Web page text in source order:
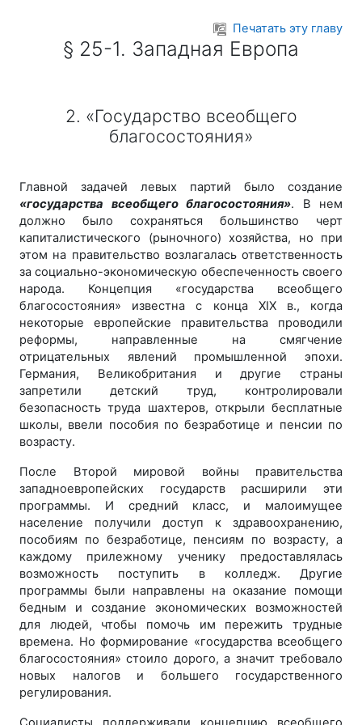
Печатать эту главу
§ 25-1. Западная Европа
2. «Государство всеобщего
благосостояния»
Главной задачей левых партий было создание
«государства всеобщего благосостояния». В нем
должно было сохраняться большинство черт
капиталистического (рыночного) хозяйства, но при
этом на правительство возлагалась ответственность
за социально-экономическую обеспеченность своего
народа. Концепция «государства всеобщего
благосостояния» известна с конца XIX в., когда
некоторые европейские правительства проводили
реформы, направленные на смягчение
отрицательных явлений промышленной эпохи.
Германия, Великобритания и другие страны
запретили детский труд, контролировали
безопасность труда шахтеров, открыли бесплатные
школы, ввели пособия по безработице и пенсии по
возрасту.
После Второй мировой войны правительства
западноевропейских государств расширили эти
программы. И средний класс, и малоимущее
население получили доступ к здравоохранению,
пособиям по безработице, пенсиям по возрасту, а
каждому прилежному ученику предоставлялась
возможность поступить в колледж. Другие
программы были направлены на оказание помощи
бедным и создание экономических возможностей
для людей, чтобы помочь им пережить трудные
времена. Но формирование «государства всеобщего
благосостояния» стоило дорого, а значит требовало
новых налогов и большего государственного
регулирования.